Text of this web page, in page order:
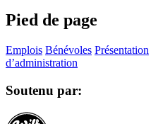
Pied de page
Emplois Bénévoles Présentation
d’administration
Soutenu par: